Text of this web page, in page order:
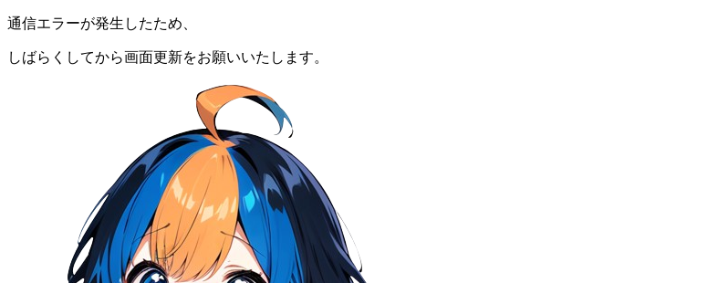
通信エラーが発生したため、
しばらくしてから画面更新をお願いいたします。